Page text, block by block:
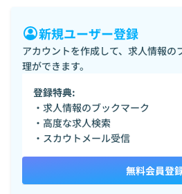
新規ユーザー登録
アカウントを作成して、求人情報の
理ができます。
登録特典:
・求人情報のブックマーク
・高度な求人検索
・スカウトメール受信
無料会員登